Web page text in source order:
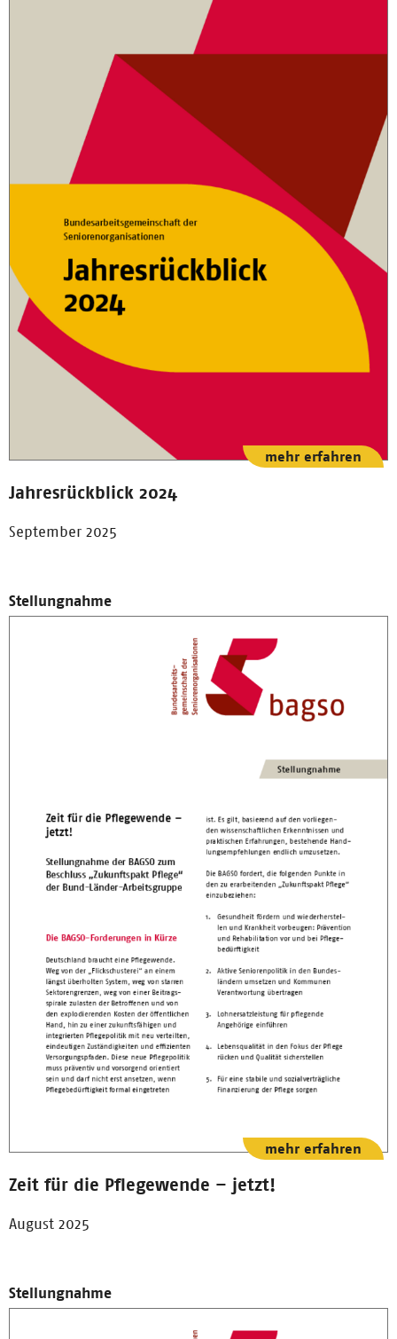
Jahresrückblick 2024
September 2025
mehr erfahren
Stellungnahme
Zeit für die Pflegewende – jetzt!
August 2025
mehr erfahren
Stellungnahme